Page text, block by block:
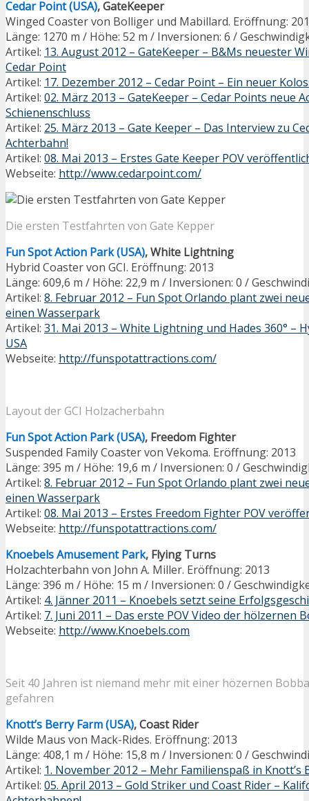
Cedar Point (USA), GateKeeper
Winged Coaster von Bolliger und Mabillard. Eröffnung:
Länge: 1270 m / Höhe: 52 m / Inversionen: 6 /
Artikel: 13. August 2012 – GateKeeper – B&Ms neuester
Cedar Point
Artikel: 17. Dezember 2012 – Cedar Point – Ein neuer
Artikel: 02. März 2013 – GateKeeper – Cedar Points neue
Schienenschluss
Artikel: 25. März 2013 – Gate Keeper – Das Interview zu
Achterbahn!
Artikel: 08. Mai 2013 – Erstes Gate Keeper POV
Webseite: http://www.cedarpoint.com/
Die ersten Testfahrten von Gate Kepper
Fun Spot Action Park (USA), White Lightning
Hybrid Coaster von GCI. Eröffnung: 2013
Länge: 609,6 m / Höhe: 22,9 m / Inversionen: 0 /
Artikel: 8. Februar 2012 – Fun Spot Orlando plant zwei
einen Wasserpark
Artikel: 31. Mai 2013 – White Lightning und Hades 360° –
USA
Webseite: http://funspotattractions.com/
Layout der GCI Holzacherbahn
Fun Spot Action Park (USA), Freedom Fighter
Suspended Family Coaster von Vekoma. Eröffnung: 2013
Länge: 395 m / Höhe: 19,6 m / Inversionen: 0 /
Artikel: 8. Februar 2012 – Fun Spot Orlando plant zwei
einen Wasserpark
Artikel: 08. Mai 2013 – Erstes Freedom Fighter POV
Webseite: http://funspotattractions.com/
Knoebels Amusement Park, Flying Turns
Holzachterbahn von John A. Miller. Eröffnung: 2013
Länge: 396 m / Höhe: 15 m / Inversionen: 0 /
Artikel: 4. Jänner 2011 – Knoebels setzt seine
Artikel: 7. Juni 2011 – Das erste POV Video der hölzernen
Webseite: http://www.Knoebels.com
Seit 40 Jahren ist niemand mehr mit einer hözernen
gefahren
Knott’s Berry Farm (USA), Coast Rider
Wilde Maus von Mack-Rides. Eröffnung: 2013
Länge: 408,1 m / Höhe: 15,8 m / Inversionen: 0 /
Artikel: 1. November 2012 – Mehr Familienspaß in Knott’s
Artikel: 05. April 2013 – Gold Striker und Coast Rider –